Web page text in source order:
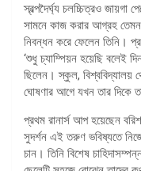
স্বল্পদৈর্ঘ্য চলচ্চিত্রও জায়গা
সামনে কাজ করার আগ্রহ তেমন
নিবন্ধন করে ফেলেন তিনি।
‘শুধু চ্যাম্পিয়ন হয়েছি বলেই
ছিলেন। স্কুল, বিশ্ববিদ্যালয়
ঘোষণার আগে যখন তার দিকে
প্রথম রানার্স আপ হয়েছেন
সুদর্শন এই তরুণ ভবিষ্যতে
চান। তিনি বিশেষ